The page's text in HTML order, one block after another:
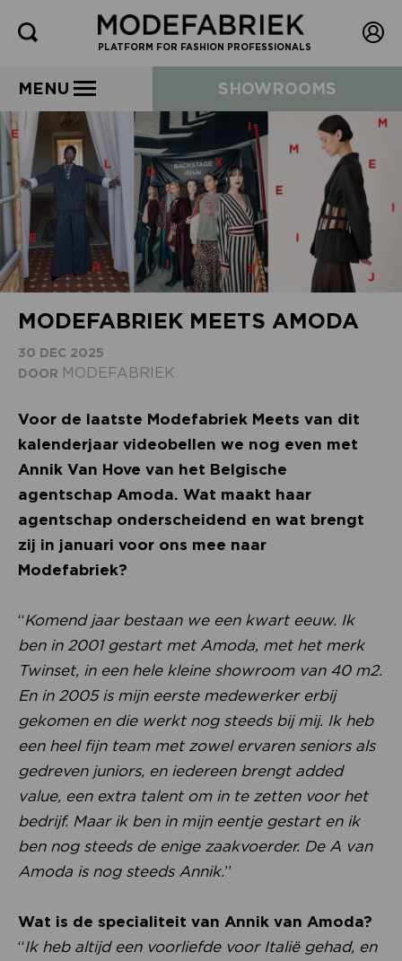
PLATFORM FOR FASHION PROFESSIONALS
MENU SHOWROOMS
MODEFABRIEK MEETS AMODA
30 DEC 2025
DOOR MODEFABRIEK
Voor de laatste Modefabriek Meets van dit
kalenderjaar videobellen we nog even met
Annik Van Hove van het Belgische
agentschap Amoda. Wat maakt haar
agentschap onderscheidend en wat brengt
zij in januari voor ons mee naar
Modefabriek?
“Komend jaar bestaan we een kwart eeuw. Ik
ben in 2001 gestart met Amoda, met het merk
Twinset, in een hele kleine showroom van 40 m2.
En in 2005 is mijn eerste medewerker erbij
gekomen en die werkt nog steeds bij mij. Ik heb
een heel fijn team met zowel ervaren seniors als
gedreven juniors, en iedereen brengt added
value, een extra talent om in te zetten voor het
bedrijf. Maar ik ben in mijn eentje gestart en ik
ben nog steeds de enige zaakvoerder. De A van
Amoda is nog steeds Annik.”
Wat is de specialiteit van Annik van Amoda?
“Ik heb altijd een voorliefde voor Italië gehad, en